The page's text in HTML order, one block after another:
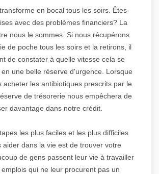
en bocal tous les soirs. Êtes-
avec des problèmes financiers? La
nous le sommes. Si nous récupérons
de poche tous les soirs et la retirons, il
de constater à quelle vitesse cela se
une belle réserve d'urgence. Lorsque
acheter les antibiotiques prescrits par le
de trésorerie nous empêchera de
davantage dans notre crédit.
les plus faciles et les plus difficiles
aider dans la vie est de trouver votre
de gens passent leur vie à travailler
qui ne leur procurent pas un